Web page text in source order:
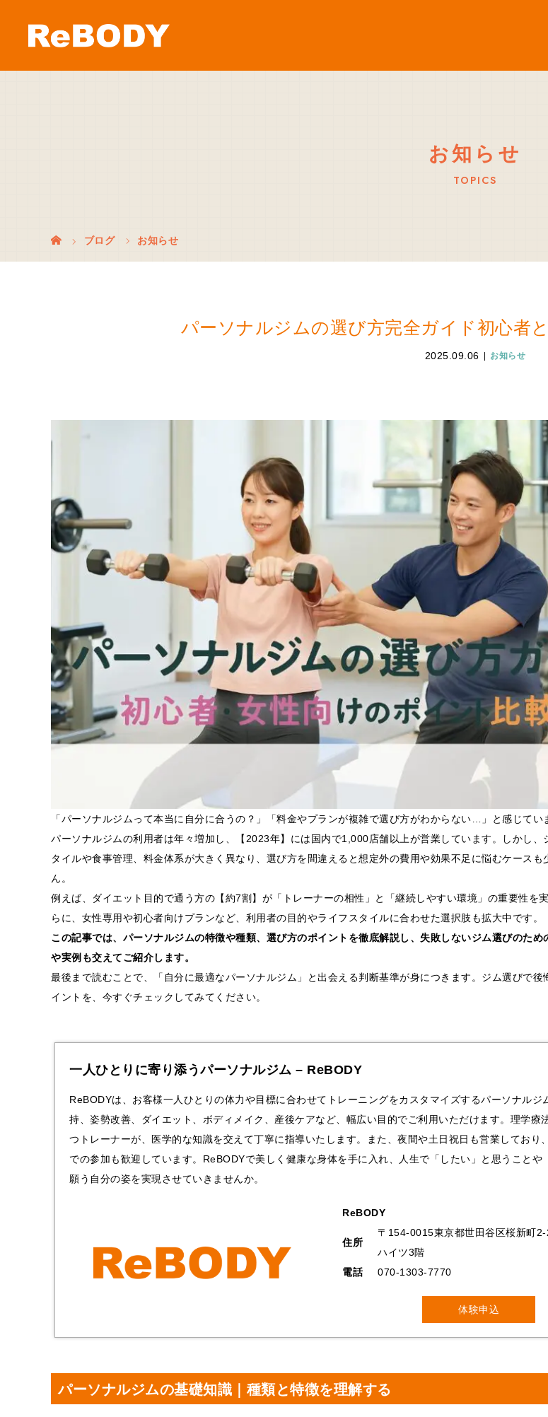
お知らせ
TOPICS
ブログ お知らせ
パーソナルジムの選び方完全ガイド初心者
2025.09.06 お知らせ
「パーソナルジムって本当に自分に合うの？」「料金やプランが複雑で選び方がわからない…」と感じてい
パーソナルジムの利用者は年々増加し、【2023年】には国内で1,000店舗以上が営業しています。しかし、
タイルや食事管理、料金体系が大きく異なり、選び方を間違えると想定外の費用や効果不足に悩むケースも
ん。
例えば、ダイエット目的で通う方の【約7割】が「トレーナーの相性」と「継続しやすい環境」の重要性を
らに、女性専用や初心者向けプランなど、利用者の目的やライフスタイルに合わせた選択肢も拡大中です。
この記事では、パーソナルジムの特徴や種類、選び方のポイントを徹底解説し、失敗しないジム選びのため
や実例も交えてご紹介します。
最後まで読むことで、「自分に最適なパーソナルジム」と出会える判断基準が身につきます。ジム選びで後
イントを、今すぐチェックしてみてください。
一人ひとりに寄り添うパーソナルジム – ReBODY
ReBODYは、お客様一人ひとりの体力や目標に合わせてトレーニングをカスタマイズするパーソナルジ
持、姿勢改善、ダイエット、ボディメイク、産後ケアなど、幅広い目的でご利用いただけます。理学療
つトレーナーが、医学的な知識を交えて丁寧に指導いたします。また、夜間や土日祝日も営業しており
での参加も歓迎しています。ReBODYで美しく健康な身体を手に入れ、人生で「したい」と思うことや
願う自分の姿を実現させていきませんか。
ReBODY
住所
〒154-0015東京都世田谷区桜新町
ハイツ3階
電話
070-1303-7770
体験申込
パーソナルジムの基礎知識｜種類と特徴を理解する